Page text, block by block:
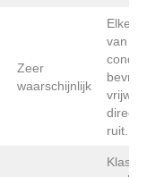
Zeer
waarschijnlijk
Elke
van
vrijwel
direct
ruit.